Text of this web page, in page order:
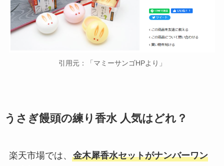
引用元：「マミーサンゴHPより」
うさぎ饅頭の練り香水 人気はどれ？
楽天市場では、 金木犀香水セットがナンバーワン